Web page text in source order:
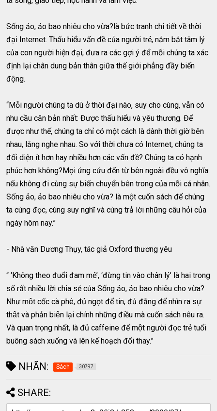
Sống ảo, ảo bao nhiêu cho vừa?là bức tranh chi tiết về thời
đại Internet. Thấu hiểu vấn đề của người trẻ, nắm bắt tâm lý
của con người hiện đại, đưa ra các gợi ý để mỗi chúng ta xác
định lại chân dung bản thân giữa thế giới phẳng đầy biến
động.
“Mỗi người chúng ta dù ở thời đại nào, suy cho cùng, vẫn có
nhu cầu căn bản nhất: Được thấu hiểu và yêu thương. Để
được như thế, chúng ta chỉ có một cách là dành thời giờ bên
nhau, lắng nghe nhau. So với thời chưa có Internet, chúng ta
đối diện ít hơn hay nhiều hơn các vấn đề? Chúng ta có hạnh
phúc hơn không?Mọi ứng cứu đến từ bên ngoài đều vô nghĩa
nếu không đi cùng sự biến chuyển bên trong của mỗi cá nhân.
Sống ảo, ảo bao nhiêu cho vừa? là một cuốn sách để chúng
ta cùng đọc, cùng suy nghĩ và cùng trả lời những câu hỏi của
ngày hôm nay.”
- Nhà văn Dương Thụy, tác giả Oxford thương yêu
“ ‘Không theo đuổi đam mê’, ‘đừng tin vào chân lý’ là hai trong
số rất nhiều lời chia sẻ của Sống ảo, ảo bao nhiêu cho vừa?
Như một cốc cà phê, đủ ngọt để tin, đủ đắng để nhìn ra sự
thật và phản biện lại chính những điều mà cuốn sách nêu ra.
Và quan trọng nhất, là đủ caffeine để một người đọc trẻ tuổi
buông sách xuống và lên kế hoạch đổi thay.”
NHÃN: Sách 30797
SHARE: